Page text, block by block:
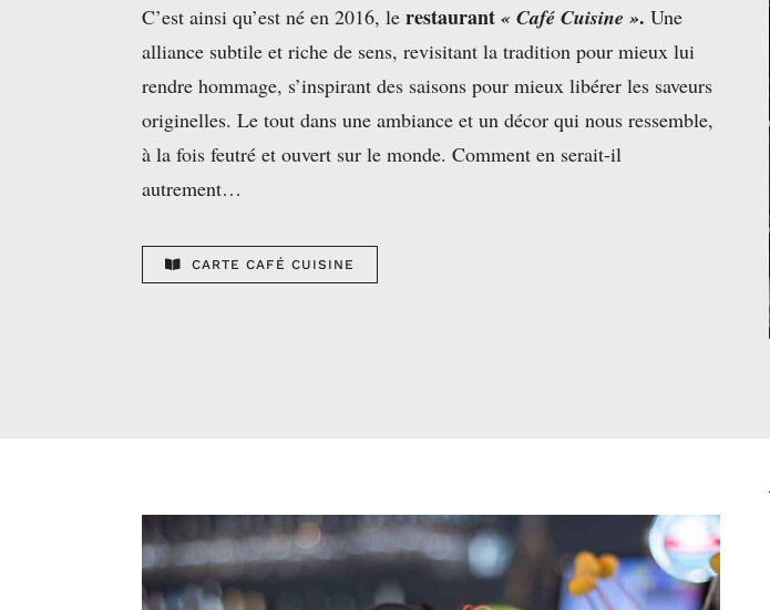
C’est ainsi qu’est né en 2016, lerestaurant« Café Cuisine ». Une
alliance subtile et riche de sens, revisitant la tradition pour mieux lui
rendre hommage, s’inspirant des saisons pour mieux libérer les saveurs
originelles. Le tout dans une ambiance et un décor qui nous ressemble,
à la fois feutré et ouvert sur le monde. Comment en serait-il
autrement…
CARTE CAFÉ CUISINE